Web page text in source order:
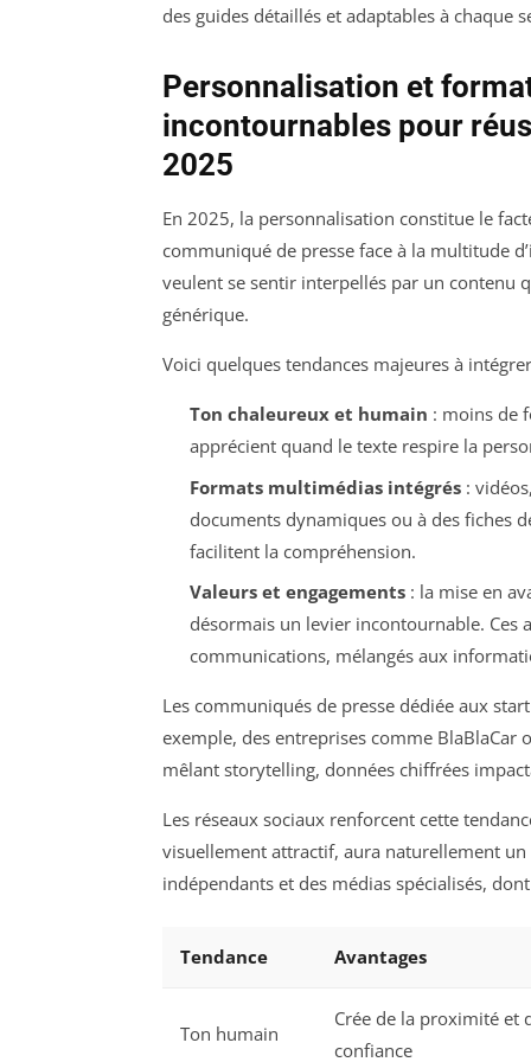
des guides détaillés et adaptables à chaque
Personnalisation et
incontournables pour
2025
En 2025, la personnalisation constitue le
communiqué de presse face à la multitude
veulent se sentir interpellés par un contenu
générique.
Voici quelques tendances majeures à
Ton chaleureux et humain : moins de
apprécient quand le texte respire la
Formats multimédias intégrés:
documents dynamiques ou à des fiches
facilitent la compréhension.
Valeurs et engagements: la mise en
désormais un levier incontournable. Ces
communications, mélangés aux
Les communiqués de presse dédiée aux
exemple, des entreprises comme BlaBlaCar
mêlant storytelling, données chiffrées
Les réseaux sociaux renforcent cette
visuellement attractif, aura naturellement
indépendants et des médias spécialisés,
Tendance Avantages
Ton humain
Crée de la proximité et
confiance